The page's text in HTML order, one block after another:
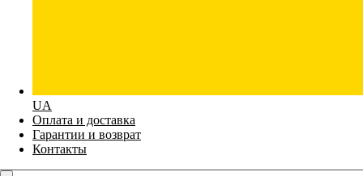
UA
Оплата и доставка
Гарантии и возврат
Контакты